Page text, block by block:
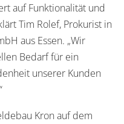
auf Funktionalität und
Tim Rolef, Prokurist in
aus Essen. „Wir
Bedarf für ein
unserer Kunden
Kron auf dem